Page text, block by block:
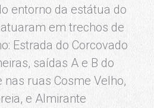
entorno da estátua do
em trechos de
Estrada do Corcovado
saídas A e B do
nas ruas Cosme Velho,
e Almirante